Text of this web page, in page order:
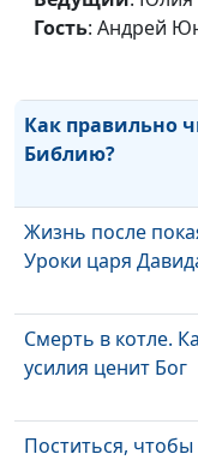
Гость: Андрей
Уроки из книги
Как правильно
Библию?
Жизнь после
Уроки царя
Смерть в котле.
усилия ценит Бог
Поститься, чтобы